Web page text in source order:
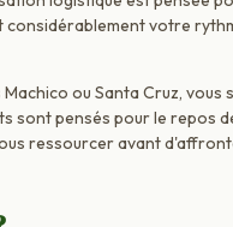
considérablement votre
ou Santa Cruz, vous
sont pensés pour le repos
ressourcer avant